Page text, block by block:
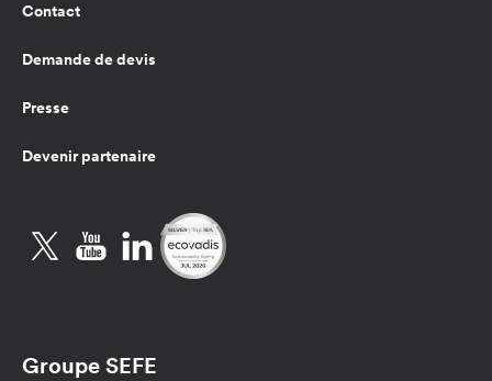
Contact
Demande de devis
Presse
Devenir partenaire
TwitterYouTubeLinkedIn
Groupe SEFE